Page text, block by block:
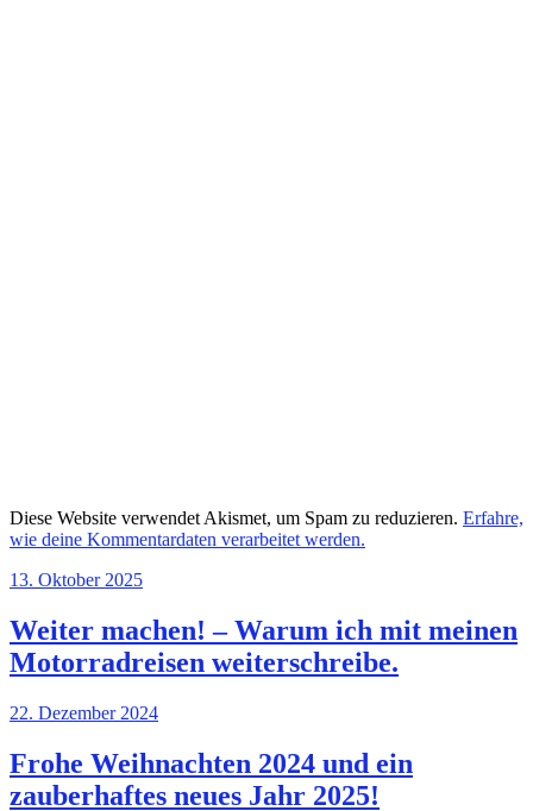
Diese Website verwendet Akismet, um Spam zu reduzieren. Erfahre,
wie deine Kommentardaten verarbeitet werden.
13. Oktober 2025
Weiter machen! – Warum ich mit meinen
Motorradreisen weiterschreibe.
22. Dezember 2024
Frohe Weihnachten 2024 und ein
zauberhaftes neues Jahr 2025!